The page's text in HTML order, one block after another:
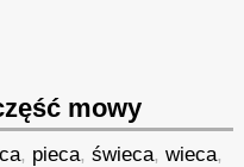
mowy
, pieca,świeca,wieca,